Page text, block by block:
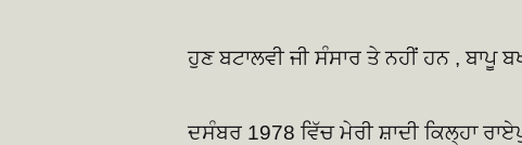
ਹੁਣ ਬਟਾਲਵੀ ਜੀ ਸੰਸਾਰ ਤੇ ਨਹੀਂ ਹਨ , ਬਾਪੂ
ਦਸੰਬਰ 1978 ਵਿੱਚ ਮੇਰੀ ਸ਼ਾਦੀ ਕਿਲ੍ਹਾ